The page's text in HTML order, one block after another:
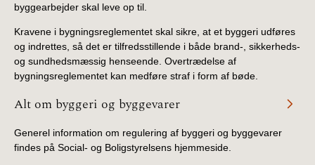
BR18 (10/3-30/6
BR18 (1/1-9/3 2020)
2019)
BR18 (1/1-4/7 2019)
byggearbejder skal leve op til.
Kravene i bygningsreglementet skal sikre, at et byggeri udføres
og indrettes, så det er tilfredsstillende i både brand-, sikkerheds-
og sundhedsmæssig henseende. Overtrædelse af
bygningsreglementet kan medføre straf i form af bøde.
Alt om byggeri og byggevarer
Generel information om regulering af byggeri og byggevarer
findes på Social- og Boligstyrelsens hjemmeside.